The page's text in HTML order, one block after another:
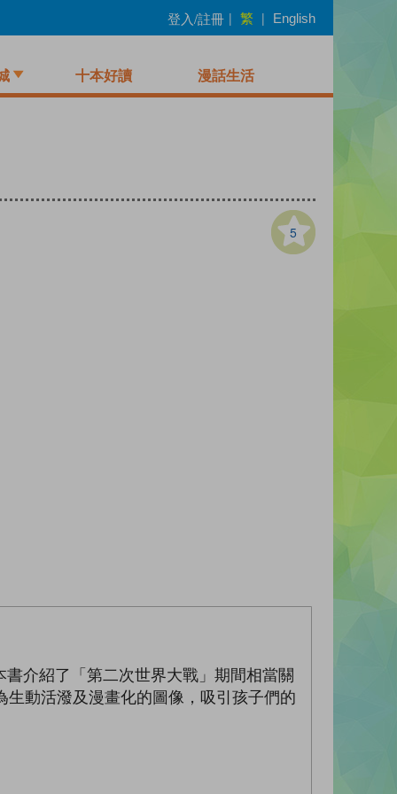
登入/註冊 | 繁 | English
十本好讀 漫話生活
5
介紹了「第二次世界大戰」期間相當關
動活潑及漫畫化的圖像，吸引孩子們的